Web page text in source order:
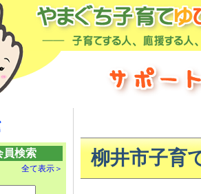
員検索
全て表示＞ 柳井市子育